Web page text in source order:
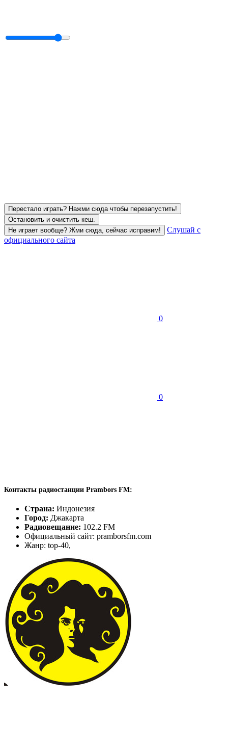
Перестало играть? Нажми сюда чтобы перезапустить!
Остановить и очистить кеш.
Не играет вообще? Жми сюда, сейчас исправим!
Слушай с
официального сайта
0
0
Контакты радиостанции Prambors FM:
Страна: Индонезия
Город: Джакарта
Радиовещание: 102.2 FM
Официальный сайт: pramborsfm.com
Жанр: top-40,